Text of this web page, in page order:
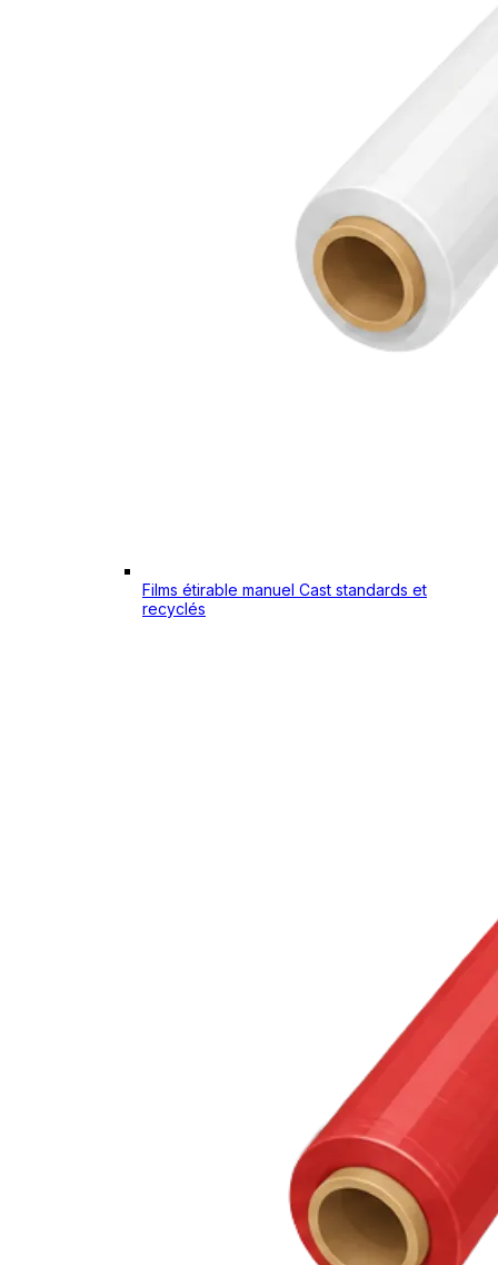
Films étirable manuel Cast standards et
recyclés